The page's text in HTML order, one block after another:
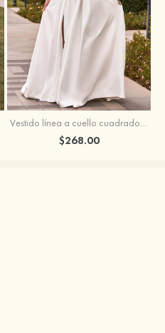
Vestido línea a cuello cuadrado crepé elástico cola de barrido vestido de novia
$268.00